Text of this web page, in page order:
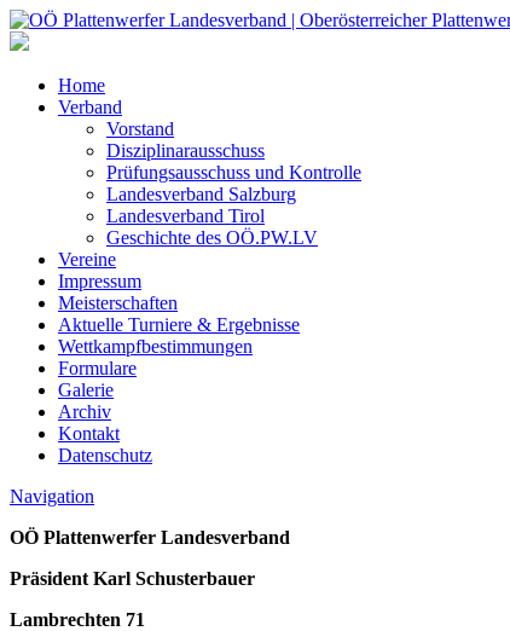
Home
Verband
Vorstand
Disziplinarausschuss
Prüfungsausschuss und Kontrolle
Landesverband Salzburg
Landesverband Tirol
Geschichte des OÖ.PW.LV
Vereine
Impressum
Meisterschaften
Aktuelle Turniere & Ergebnisse
Wettkampfbestimmungen
Formulare
Galerie
Archiv
Kontakt
Datenschutz
Navigation
OÖ Plattenwerfer Landesverband
Präsident Karl Schusterbauer
Lambrechten 71